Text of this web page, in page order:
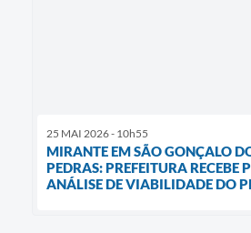
25 MAI 2026 - 10h55
MIRANTE EM SÃO GONÇALO
PEDRAS: PREFEITURA RECEBE
ANÁLISE DE VIABILIDADE DO